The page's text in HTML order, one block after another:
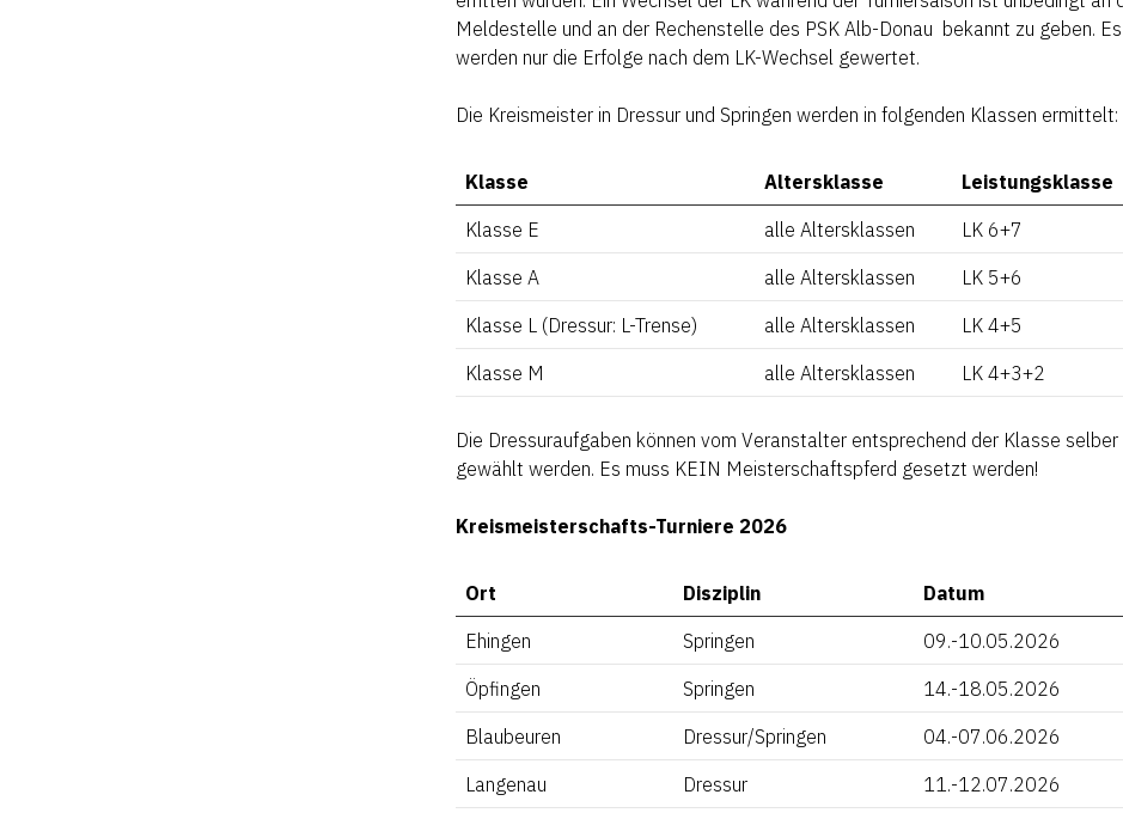
Meldestelle und an der Rechenstelle des PSK Alb-Donau bekannt zu geben. Es
werden nur die Erfolge nach dem LK-Wechsel gewertet.
Die Kreismeister in Dressur und Springen werden in folgenden Klassen ermittelt:
Klasse Altersklasse
Leistungsklasse
Klasse E
alle Altersklassen
LK 6+7
Klasse A
alle Altersklassen
LK 5+6
Klasse L (Dressur: L-Trense)
alle Altersklassen
LK 4+5
Klasse M
alle Altersklassen LK 4+3+2
Die Dressuraufgaben können vom Veranstalter entsprechend der Klasse selber
gewählt werden. Es muss KEIN Meisterschaftspferd gesetzt werden!
Kreismeisterschafts-Turniere 2026
Ort Disziplin
Datum
Ehingen
Springen
09.-10.05.2026
Öpfingen
Springen
14.-18.05.2026
Blaubeuren
Dressur/Springen
04.-07.06.2026
Langenau
Dressur
11.-12.07.2026